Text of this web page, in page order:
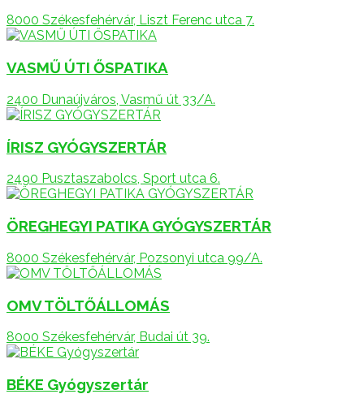
8000 Székesfehérvár, Liszt Ferenc utca 7.
VASMŰ ÚTI ŐSPATIKA
2400 Dunaújváros, Vasmű út 33/A.
ÍRISZ GYÓGYSZERTÁR
2490 Pusztaszabolcs, Sport utca 6.
ÖREGHEGYI PATIKA GYÓGYSZERTÁR
8000 Székesfehérvár, Pozsonyi utca 99/A.
OMV TÖLTŐÁLLOMÁS
8000 Székesfehérvár, Budai út 39.
BÉKE Gyógyszertár